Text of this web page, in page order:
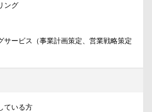
ング
サービス（事業計画策定、営業戦略策定
ている方